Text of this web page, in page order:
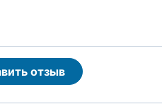
Отправить отзыв